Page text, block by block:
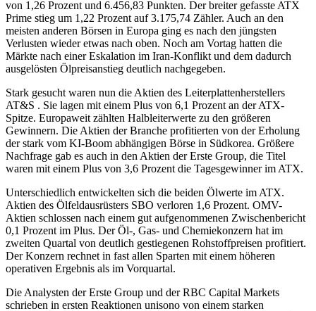
von 1,26 Prozent und 6.456,83 Punkten. Der breiter gefasste ATX
Prime stieg um 1,22 Prozent auf 3.175,74 Zähler. Auch an den
meisten anderen Börsen in Europa ging es nach den jüngsten
Verlusten wieder etwas nach oben. Noch am Vortag hatten die
Märkte nach einer Eskalation im Iran-Konflikt und dem dadurch
ausgelösten Ölpreisanstieg deutlich nachgegeben.
Stark gesucht waren nun die Aktien des Leiterplattenherstellers
AT&S . Sie lagen mit einem Plus von 6,1 Prozent an der ATX-
Spitze. Europaweit zählten Halbleiterwerte zu den größeren
Gewinnern. Die Aktien der Branche profitierten von der Erholung
der stark vom KI-Boom abhängigen Börse in Südkorea. Größere
Nachfrage gab es auch in den Aktien der Erste Group, die Titel
waren mit einem Plus von 3,6 Prozent die Tagesgewinner im ATX.
Unterschiedlich entwickelten sich die beiden Ölwerte im ATX.
Aktien des Ölfeldausrüsters SBO verloren 1,6 Prozent. OMV-
Aktien schlossen nach einem gut aufgenommenen Zwischenbericht
0,1 Prozent im Plus. Der Öl-, Gas- und Chemiekonzern hat im
zweiten Quartal von deutlich gestiegenen Rohstoffpreisen profitiert.
Der Konzern rechnet in fast allen Sparten mit einem höheren
operativen Ergebnis als im Vorquartal.
Die Analysten der Erste Group und der RBC Capital Markets
schrieben in ersten Reaktionen unisono von einem starken